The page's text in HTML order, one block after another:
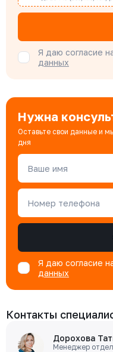
Бондарюк
Специалист
Я даю согласие
данных
Нужна
Оставьте свои данные и
дня
Ваше имя
Номер телефона
Я даю согласие
данных
Контакты
Дорохова
Менеджер